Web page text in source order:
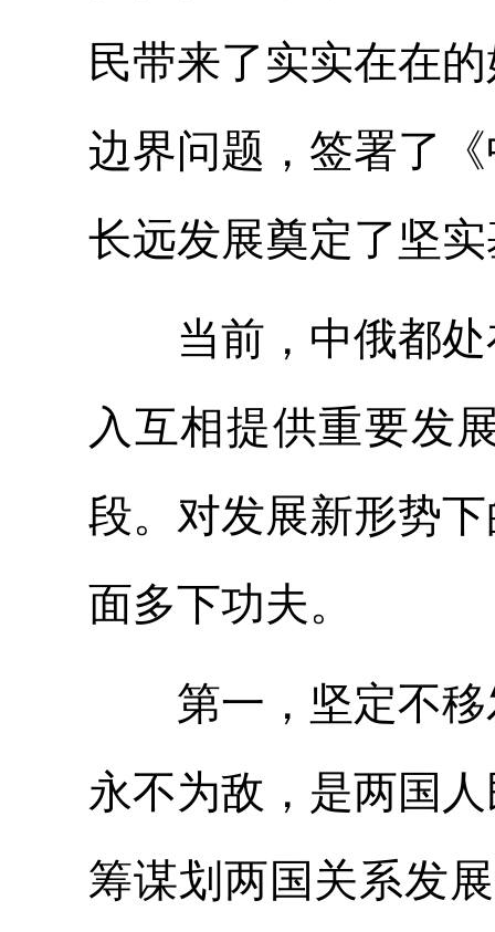
民带来了实实在在
边界问题，签署了
长远发展奠定了坚
当前，中俄都处
入互相提供重要发
段。对发展新形势
面多下功夫。
第一，坚定不移
永不为敌，是两国
筹谋划两国关系发